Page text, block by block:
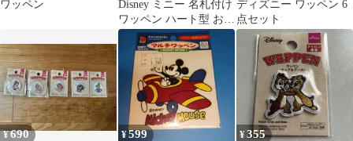
ワッペン
Disney ミニー 名札付け
ワッペン ハート型 おま
け付き
ディズニー ワッペン 6
点セット
¥690 ¥599 ¥355